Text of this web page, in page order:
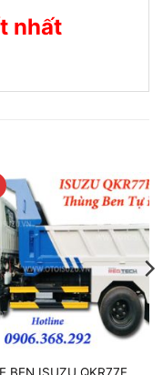
nhất
BEN ISUZU QKR77F